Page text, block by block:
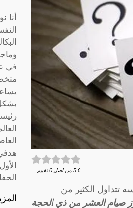
0
5 من اصل 0 تقييم.
تتداول الكثير من
صيام العشر من ذي الحجة
أنا